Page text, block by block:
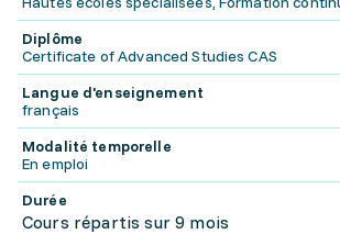
Diplôme
Certificate of Advanced Studies CAS
Langue d'enseignement
français
Modalité temporelle
En emploi
Durée
Cours répartis sur 9 mois